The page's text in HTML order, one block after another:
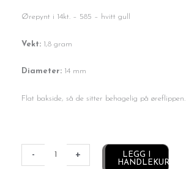
Ørepynt i 14kt. – 585 – hvitt gull
Vekt: 1,8 gram
Diameter: 14 mm
Flat bakside, så de sitter behagelig på øreflippen.
-
antall
+
LEGG I
HANDLEKURV